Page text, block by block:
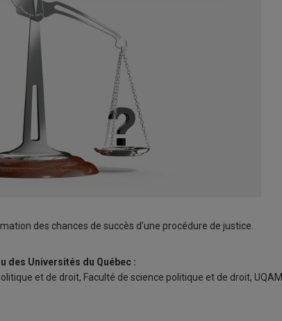
des chances de succès d’une procédure de justice.
des Universités du Québec :
et de droit, Faculté de science politique et de droit, UQAM